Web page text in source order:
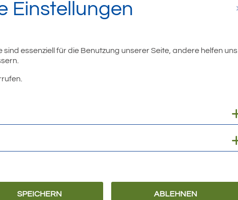
Einstellungen
essenziell für die Benutzung unserer Seite, andere helfen uns
SPEICHERN ABLEHNEN